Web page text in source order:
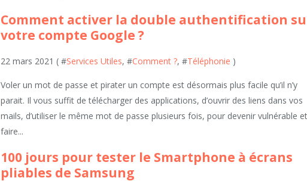
Comment activer la double authentification
votre compte Google ?
22 mars 2021 ( #Services Utiles, #Comment ?, #Téléphonie )
Voler un mot de passe et pirater un compte est désormais plus facile qu’il n’y
parait. Il vous suffit de télécharger des applications, d’ouvrir des liens dans vos
mails, d’utiliser le même mot de passe plusieurs fois, pour devenir vulnérable et
faire...
100 jours pour tester le Smartphone à écrans
pliables de Samsung